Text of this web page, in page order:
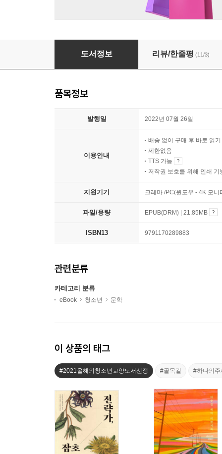
환상의 책방 골목
도서정보 리뷰/한줄평 (11/3)
품목정보
발행일 2022년 07월 26일
이용안내
배송 없이 구매 후 바로 읽기
제한없음
TTS 가능
저작권 보호를 위해 인쇄 기
지원기기 크레마 /PC(윈도우 - 4K 모
파일/용량 EPUB(DRM) | 21.85MB
ISBN13 9791170289883
관련분류
카테고리 분류
eBook 청소년 문학
이 상품의 태그
#2021올해의청소년교양도서선정 #골목길 #하나의